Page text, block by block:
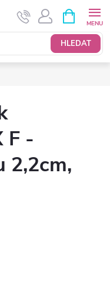
HLEDAT
NÁKUPNÍ
KOŠÍK
F -
2,2cm,